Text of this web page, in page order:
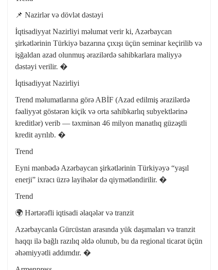
📌 Nazirlər və dövlət dəstəyi
İqtisadiyyat Nazirliyi məlumat verir ki, Azərbaycan
şirkətlərinin Türkiyə bazarına çıxışı üçün seminar keçirilib və
işğaldan azad olunmuş ərazilərdə sahibkarlara maliyyə
dəstəyi verilir. �
İqtisadiyyat Nazirliyi
Trend məlumatlarına görə ABİF (Azad edilmiş ərazilərdə
fəaliyyət göstərən kiçik və orta sahibkarlıq subyektlərinə
kreditlər) verib — təxminən 46 milyon manatlıq güzəştli
kredit ayrılıb. �
Trend
Eyni mənbədə Azərbaycan şirkətlərinin Türkiyəyə “yaşıl
enerji” ixracı üzrə layihələr də qiymətləndirilir. �
Trend
🌍 Hərtərəfli iqtisadi əlaqələr və tranzit
Azərbaycanla Gürcüstan arasında yük daşımaları və tranzit
haqqı ilə bağlı razılıq əldə olunub, bu da regional ticarət üçün
əhəmiyyətli addımdır. �